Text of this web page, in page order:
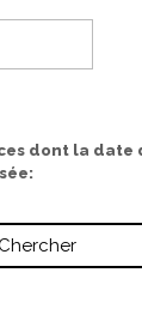
dont la date